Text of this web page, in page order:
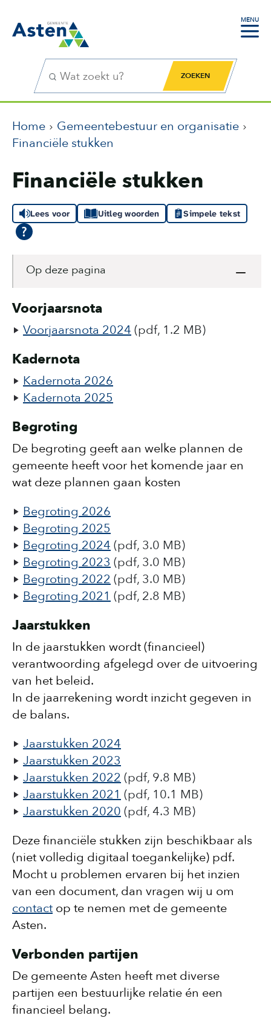
MENU
Zoekfunctie Zoekknop
Home
Gemeentebestuur en organisatie
Financiële stukken
Financiële stukken
Lees voor Uitleg woorden Simpele tekst
Voorjaarsnota
Voorjaarsnota 2024 (pdf, 1.2 MB)
Kadernota
Kadernota 2026
Kadernota 2025
Begroting
De begroting geeft aan welke plannen de
gemeente heeft voor het komende jaar en
wat deze plannen gaan kosten
Begroting 2026
Begroting 2025
Begroting 2024 (pdf, 3.0 MB)
Begroting 2023 (pdf, 3.0 MB)
Begroting 2022 (pdf, 3.0 MB)
Begroting 2021 (pdf, 2.8 MB)
Jaarstukken
In de jaarstukken wordt (financieel)
verantwoording afgelegd over de uitvoering
van het beleid.
In de jaarrekening wordt inzicht gegeven in
de balans.
Jaarstukken 2024
Jaarstukken 2023
Jaarstukken 2022 (pdf, 9.8 MB)
Jaarstukken 2021 (pdf, 10.1 MB)
Jaarstukken 2020 (pdf, 4.3 MB)
Deze financiële stukken zijn beschikbaar als
(niet volledig digitaal toegankelijke) pdf.
Mocht u problemen ervaren bij het inzien
van een document, dan vragen wij u om
contact op te nemen met de gemeente
Asten.
Verbonden partijen
De gemeente Asten heeft met diverse
partijen een bestuurlijke relatie én een
financieel belang.
Op deze pagina